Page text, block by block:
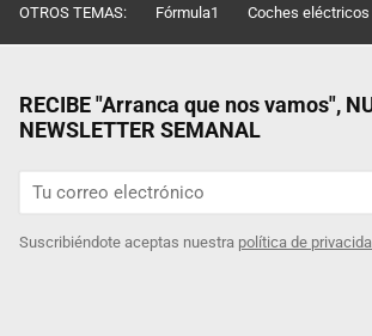
OTROS TEMAS: Fórmula1 Coches eléctricos
RECIBE "Arranca que nos vamos",
NEWSLETTER SEMANAL
Suscribiéndote aceptas nuestra política de